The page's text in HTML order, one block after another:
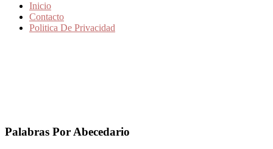
Inicio
Contacto
Politica De Privacidad
Palabras Por Abecedario